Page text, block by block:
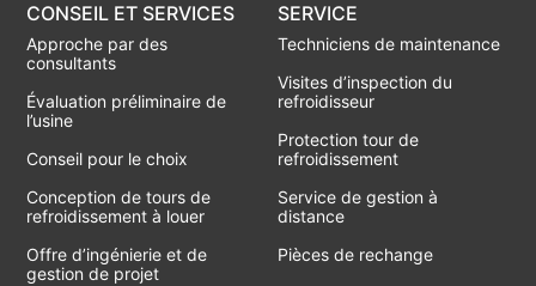
CONSEIL ET SERVICES
Approche par des
consultants
Évaluation préliminaire de
l’usine
Conseil pour le choix
Conception de tours de
refroidissement à louer
Offre d’ingénierie et de
gestion de projet
SERVICE
Techniciens de maintenance
Visites d’inspection du
refroidisseur
Protection tour de
refroidissement
Service de gestion à
distance
Pièces de rechange